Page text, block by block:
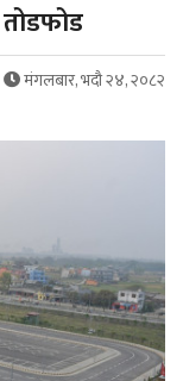
मंगलबार, भदौ २४, २०८२